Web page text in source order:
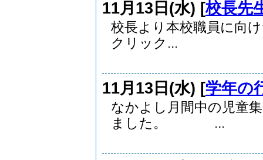
11月13日(水) [校長先
校長より本校職員に向
クリック...
11月13日(水) [学年の
なかよし月間中の児童
ました。 ...